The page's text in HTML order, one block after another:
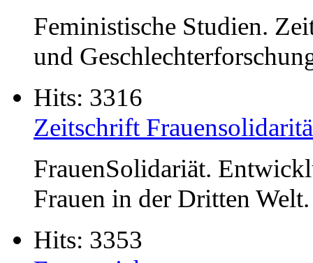
Feministische Studien.
und
Hits: 3316
Zeitschrift
FrauenSolidariät.
Frauen in der Dritten Welt.
Hits: 3353